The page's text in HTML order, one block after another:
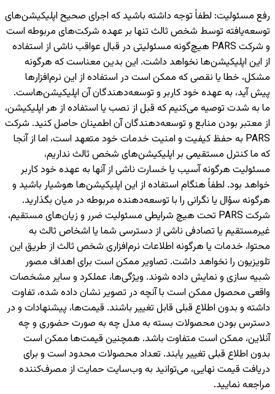
رفع مسئولیت: لطفاً توجه داشته باشید که اجرای صحیح اپلیکیشن‌های
توسعه‌یافته توسط شخص ثالث تنها بر عهده شرکت‌های مربوطه است
و شرکت PARS هیچ‌گونه مسئولیتی در قبال عواقب ناشی از استفاده
از این اپلیکیشن‌ها نخواهد داشت. این بدین معناست که هرگونه
مشکل، خطا یا نقصی که ممکن است در استفاده از این نرم‌افزارها
پیش آید، به عهده خود کاربر و توسعه‌دهندگان آن اپلیکیشن‌هاست.
ما به شدت توصیه می‌کنیم که قبل از نصب یا استفاده از هر اپلیکیشن،
از معتبر بودن منابع و توسعه‌دهندگان آن اطمینان حاصل کنید. شرکت
PARS به حفظ کیفیت و امنیت خدمات خود متعهد است، اما از آنجا
که ما کنترل مستقیمی بر اپلیکیشن‌های شخص ثالث نداریم،
مسئولیت هرگونه آسیب یا خسارت ناشی از آنها به عهده خود کاربر
خواهد بود. لطفاً هنگام استفاده از این اپلیکیشن‌ها هوشیار باشید و
هرگونه سؤال یا نگرانی را با توسعه‌دهنده مربوطه در میان بگذارید.
شرکت PARS تحت هیچ شرایطی مسئولیت ضرر و زیان‌های مستقیم،
غیرمستقیم یا تصادفی ناشی از دسترسی شما یا اشخاص ثالث به
محتوا، خدمات یا هرگونه اطلاعات نرم‌افزاری شخص ثالث از طریق این
تلویزیون را نخواهد داشت. تصاویر ممکن است برای اهداف مصور
شبیه سازی و نمایش داده شوند. ویژگی‌ها، عملکرد و سایر مشخصات
واقعی محصول ممکن است با آنچه در تصویر نشان داده شده، تفاوت
داشته و بدون اطلاع قبلی قابل تغییر باشند. قیمت‌ها، پیشنهادات و در
دسترس بودن محصولات بسته به مدل چه به صورت حضوری و چه
آنلاین، ممکن است متفاوت باشد. همچنین قیمت‌ها ممکن است
بدون اطلاع قبلی تغییر یابند. تعداد محصولات محدود است و برای
دریافت قیمت نهایی، می‌توانید به وب‌سایت حمایت از مصرف‌کننده
مراجعه نمایید.